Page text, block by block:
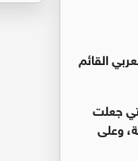
القائم
جعلت
وعلى